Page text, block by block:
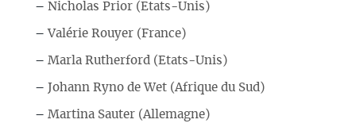
– Nicholas Prior (Etats-Unis)
– Valérie Rouyer (France)
– Marla Rutherford (Etats-Unis)
– Johann Ryno de Wet (Afrique du Sud)
– Martina Sauter (Allemagne)